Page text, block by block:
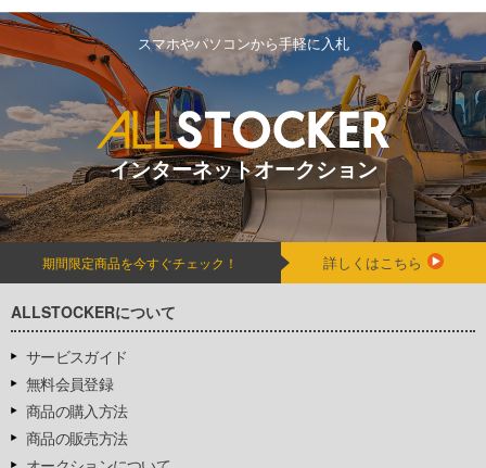
スマホやパソコンから手軽に入札
インターネットオークション
期間限定商品を今すぐチェック！ 詳しくはこちら
ALLSTOCKERについて
サービスガイド
無料会員登録
商品の購入方法
商品の販売方法